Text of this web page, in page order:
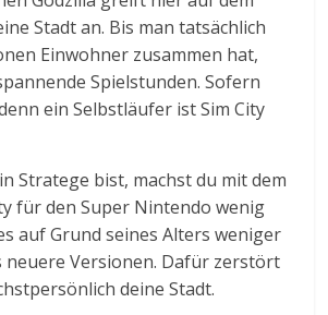
Stadt an. Bis man tatsächlich
Einwohner zusammen hat,
Spielstunden. Sofern
ein Selbstläufer ist Sim City
Stratege bist, machst du mit dem
für den Super Nintendo wenig
auf Grund seines Alters weniger
neuere Versionen. Dafür zerstört
deine Stadt.